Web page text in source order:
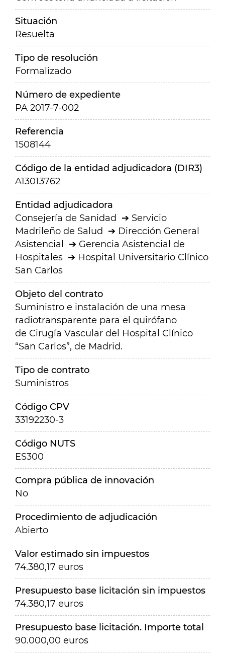
Situación
Resuelta
Tipo de resolución
Formalizado
Número de expediente
PA 2017-7-002
Referencia
1508144
Código de la entidad adjudicadora (DIR3)
A13013762
Entidad adjudicadora
Consejería de Sanidad
Servicio
Madrileño de Salud
Dirección General
Asistencial
Gerencia Asistencial de
Hospitales
Hospital Universitario Clínico
San Carlos
Objeto del contrato
Suministro e instalación de una mesa
radiotransparente para el quirófano
de Cirugía Vascular del Hospital Clínico
“San Carlos”, de Madrid.
Tipo de contrato
Suministros
Código CPV
33192230-3
Código NUTS
ES300
Compra pública de innovación
No
Procedimiento de adjudicación
Abierto
Valor estimado sin impuestos
74.380,17 euros
Presupuesto base licitación sin impuestos
74.380,17 euros
Presupuesto base licitación. Importe total
90.000,00 euros